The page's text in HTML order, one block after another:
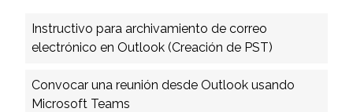
Instructivo para archivamiento de correo
electrónico en Outlook (Creación de PST)
Convocar una reunión desde Outlook usando
Microsoft Teams